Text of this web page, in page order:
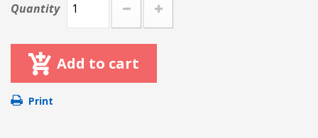
Quantity
Add to cart
Print